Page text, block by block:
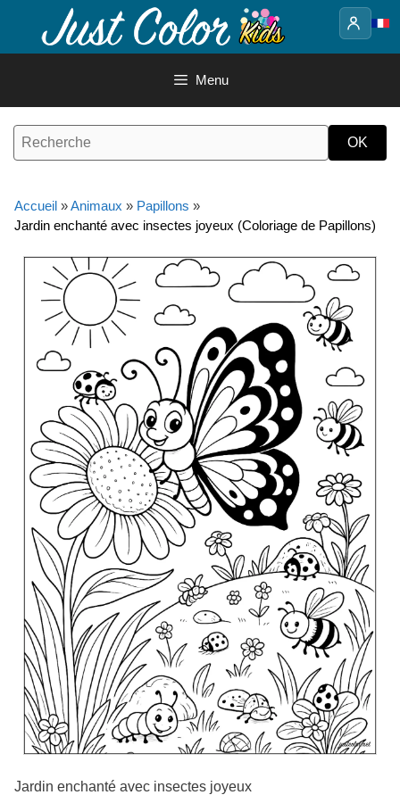
contenu
Menu
Accueil »Animaux » Papillons »
Jardin enchanté avec insectes joyeux (Coloriage de Papillons)
Jardin enchanté avec insectes joyeux